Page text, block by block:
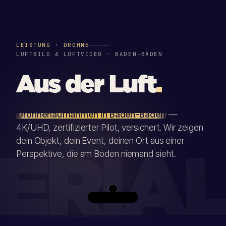
LEISTUNG · DROHNE
LUFTBILD & LUFTVIDEO · BADEN-BADEN
Aus der Luft.
Drohnenaufnahmen in Baden-Baden —
4K/UHD, zertifizierter Pilot, versichert. Wir zeigen
dein Objekt, dein Event, deinen Ort aus einer
Perspektive, die am Boden niemand sieht.